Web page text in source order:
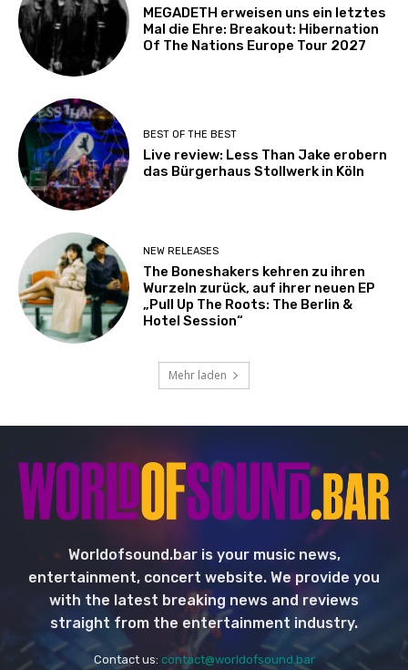
MEGADETH erweisen uns ein letztes
Mal die Ehre: Breakout: Hibernation
Of The Nations Europe Tour 2027
BEST OF THE BEST
Live review: Less Than Jake erobern
das Bürgerhaus Stollwerk in Köln
NEW RELEASES
The Boneshakers kehren zu ihren
Wurzeln zurück, auf ihrer neuen EP
„Pull Up The Roots: The Berlin &
Hotel Session“
Mehr laden
Worldofsound.bar is your music news,
entertainment, concert website. We provide you
with the latest breaking news and reviews
straight from the entertainment industry.
Contact us: contact@worldofsound.bar